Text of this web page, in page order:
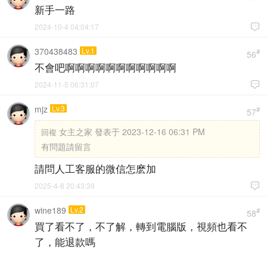
新手一路

2024-10-4 04:04:17
56#
370438483 Lv.1
不會吧啊啊啊啊啊啊啊啊啊啊啊

2024-11-5 06:31:07
57#
mjz Lv.3
回複 女主之家 發表于 2023-12-16 06:31 PM
有問題請留言
請問人工客服的微信怎麽加

2025-4-8 20:43:39
58#
wine189 Lv.2
買了看不了，不了解，轉到電腦版，視頻也看不
了，能退款嗎